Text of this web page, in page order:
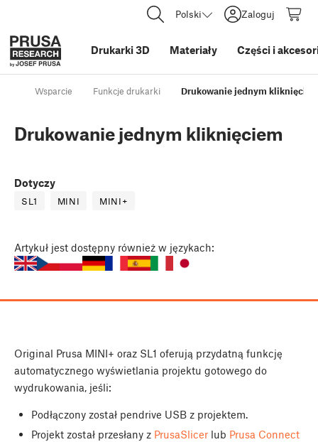
Polski Zaloguj
Drukarki 3D Materiały Części i
Wsparcie Funkcje drukarki Drukowanie jednym
Drukowanie jednym kliknięciem
Dotyczy
SL1 MINI MINI+
Artykuł jest dostępny również w językach:
Original Prusa MINI+ oraz SL1 oferują przydatną funkcję
automatycznego wyświetlania projektu gotowego do
wydrukowania, jeśli:
Podłączony został pendrive USB z projektem.
Projekt został przesłany z PrusaSlicerlub Prusa Connect